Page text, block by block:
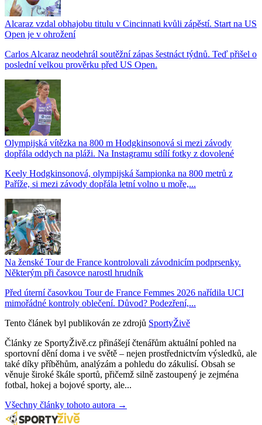
Alcaraz vzdal obhajobu titulu v Cincinnati kvůli zápěstí. Start na US
Open je v ohrožení
Carlos Alcaraz neodehrál soutěžní zápas šestnáct týdnů. Teď přišel o
poslední velkou prověrku před US Open.
Olympijská vítězka na 800 m Hodgkinsonová si mezi závody
dopřála oddych na pláži. Na Instagramu sdílí fotky z dovolené
Keely Hodgkinsonová, olympijská šampionka na 800 metrů z
Paříže, si mezi závody dopřála letní volno u moře,...
Na ženské Tour de France kontrolovali závodnicím podprsenky.
Některým při časovce narostl hrudník
Před úterní časovkou Tour de France Femmes 2026 nařídila UCI
mimořádné kontroly oblečení. Důvod? Podezření,...
Tento článek byl publikován ze zdrojů SportyŽivě
Články ze SportyŽivě.cz přinášejí čtenářům aktuální pohled na
sportovní dění doma i ve světě – nejen prostřednictvím výsledků, ale
také díky příběhům, analýzám a pohledu do zákulisí. Obsah se
věnuje široké škále sportů, přičemž silně zastoupený je zejména
fotbal, hokej a bojové sporty, ale...
Všechny články tohoto autora →